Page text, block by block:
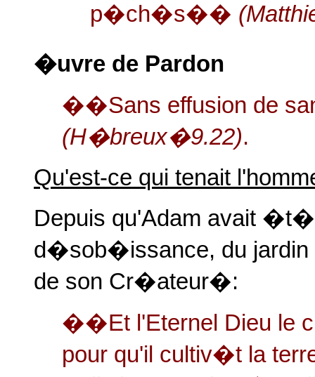
p�ch�s��
�uvre de Pardon
��Sans effusion de
(H�breux�9.22).
Qu'est-ce qui tenait
Depuis qu'Adam avait
d�sob�issance, du
de son Cr�ateur�:
��Et l'Eternel Dieu le
pour qu'il cultiv�t la